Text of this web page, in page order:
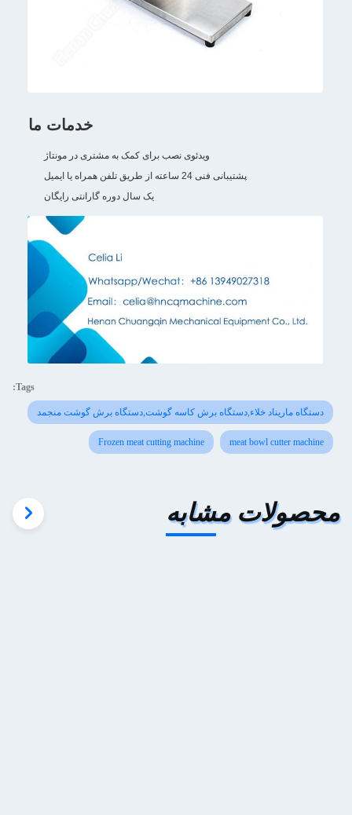
خدمات ما
ویدئوی نصب برای کمک به مشتری در مونتاژ
پشتیبانی فنی 24 ساعته از طریق تلفن همراه یا ایمیل
یک سال دوره گارانتی رایگان
Tags:
دستگاه ماریناد خلاء,دستگاه برش کاسه گوشت,دستگاه برش گوشت منجمد
meat bowl cutter machine
Frozen meat cutting machine
محصولات مشابه